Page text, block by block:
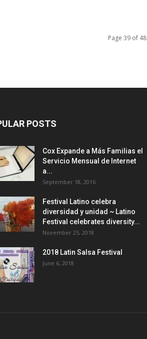
Page 39 of 48
POSTS
Cox Expande a Más Familias el
Servicio Mensual de Internet
a...
September 18, 2016
Festival Latino celebra
diversidad y unidad ~ Latino
Festival celebrates diversity...
November 25, 2018
2018 Latin Salsa Festival
June 6, 2018